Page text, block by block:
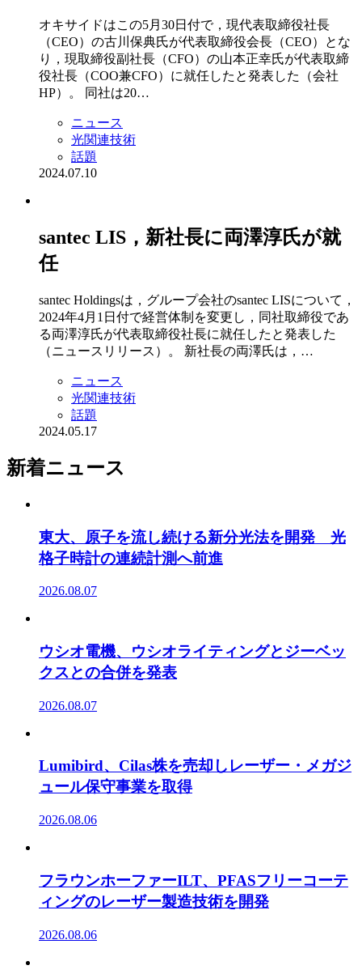
オキサイドはこの5月30日付で，現代表取締役社長
（CEO）の古川保典氏が代表取締役会長（CEO）とな
り，現取締役副社長（CFO）の山本正幸氏が代表取締
役社長（COO兼CFO）に就任したと発表した（会社
HP）。 同社は20…
ニュース
光関連技術
話題
2024.07.10
santec LIS，新社長に両澤淳氏が就
任
santec Holdingsは，グループ会社のsantec LISについて，
2024年4月1日付で経営体制を変更し，同社取締役であ
る両澤淳氏が代表取締役社長に就任したと発表した
（ニュースリリース）。 新社長の両澤氏は，…
ニュース
光関連技術
話題
2024.05.17
新着ニュース
東大、原子を流し続ける新分光法を開発 光
格子時計の連続計測へ前進
2026.08.07
ウシオ電機、ウシオライティングとジーベッ
クスとの合併を発表
2026.08.07
Lumibird、Cilas株を売却しレーザー・メガジ
ュール保守事業を取得
2026.08.06
フラウンホーファーILT、PFASフリーコーテ
ィングのレーザー製造技術を開発
2026.08.06